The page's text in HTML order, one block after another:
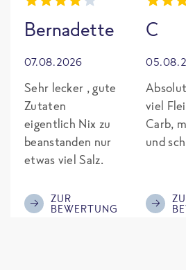
Bernadette
07.08.2026
Sehr lecker , gute
Zutaten
eigentlich Nix zu
beanstanden nur
etwas viel Salz.
ZUR
BEWERTUNG
C
viel
Carb,
und